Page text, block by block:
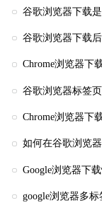
谷歌浏览器下载
谷歌浏览器下载
Chrome浏览器下
谷歌浏览器标签
Chrome浏览器下
如何在谷歌浏览
Google浏览器下
google浏览器多